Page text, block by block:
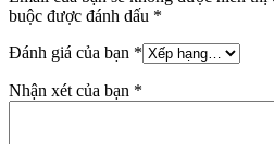
buộc được đánh dấu *
Đánh giá của bạn *
Nhận xét của bạn *